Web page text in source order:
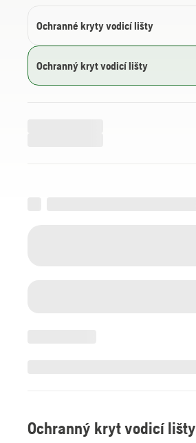
Ochranné kryty vodicí lišty
Ochranný kryt vodicí lišty
Ochranný kryt vodicí lišty